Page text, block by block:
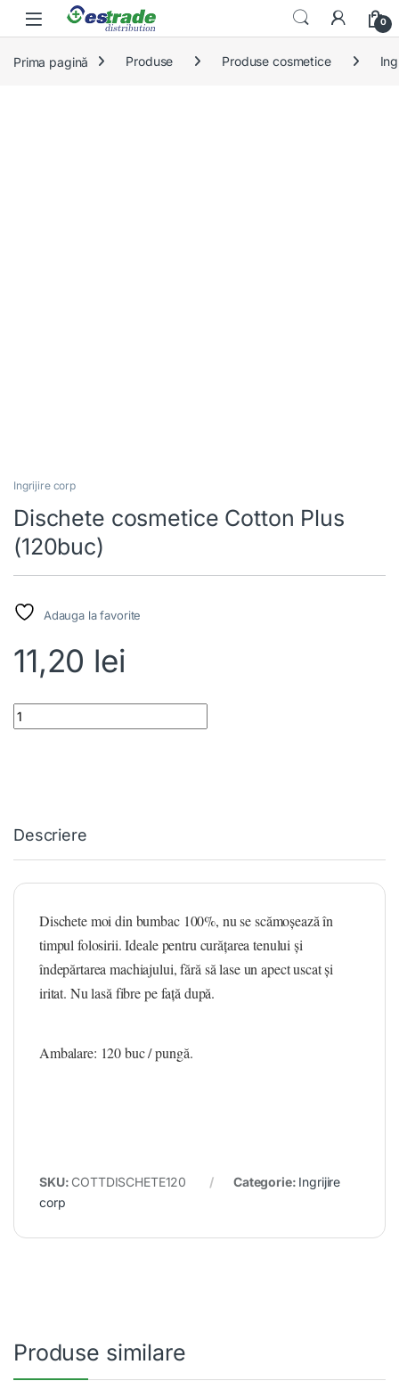
Skip to navigation
Skip to content
0
Prima pagină Produse Produse cosmetice
Ingrijire corp
Dischete cosmetice Cotton Plus
(120buc)
Adauga la favorite
11,20 lei
Dischete cosmetice Cotton Plus (120buc) quantity
Descriere
Dischete moi din bumbac 100%, nu se scămoșează în
timpul folosirii. Ideale pentru curățarea tenului și
îndepărtarea machiajului, fără să lase un apect uscat și
iritat. Nu lasă fibre pe față după.
Ambalare: 120 buc / pungă.
SKU: COTTDISCHETE120 Categorie: Ingrijire
corp
Produse similare